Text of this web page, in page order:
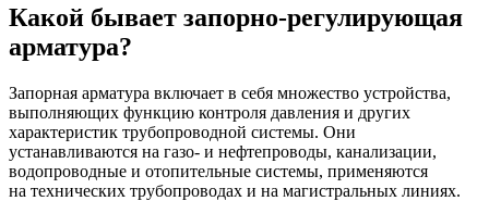
Какой бывает запорно-регулирующая
арматура?
Запорная арматура включает в себя множество устройства,
выполняющих функцию контроля давления и других
характеристик трубопроводной системы. Они
устанавливаются на газо- и нефтепроводы, канализации,
водопроводные и отопительные системы, применяются
на технических трубопроводах и на магистральных линиях.